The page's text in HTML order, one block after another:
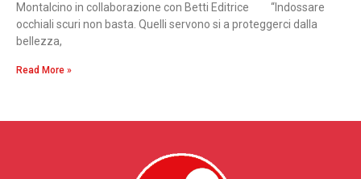
Montalcino in collaborazione con Betti Editrice “Indossare
occhiali scuri non basta. Quelli servono si a proteggerci dalla
bellezza,
Read More »